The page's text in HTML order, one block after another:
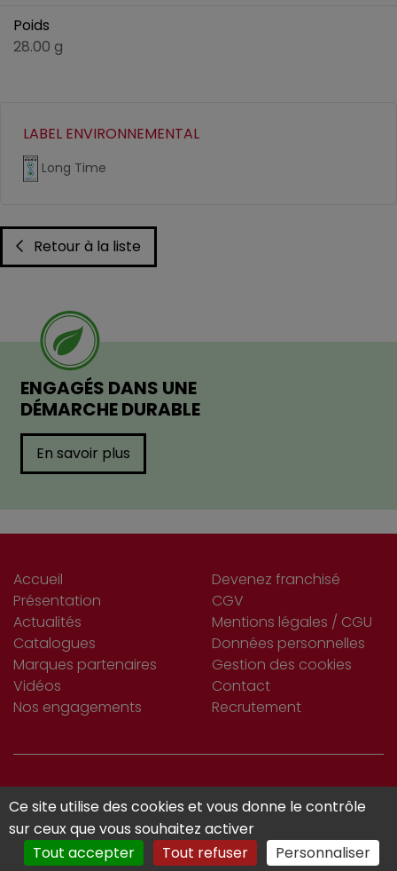
Poids
28.00 g
LABEL ENVIRONNEMENTAL
Long Time
Retour à la liste
ENGAGÉS DANS UNE
DÉMARCHE DURABLE
En savoir plus
Accueil
Présentation
Actualités
Catalogues
Marques partenaires
Vidéos
Nos engagements
Devenez franchisé
CGV
Mentions légales / CGU
Données personnelles
Gestion des cookies
Contact
Recrutement
S’INSCRIRE
À LA NEWSLETTER
Je m'abonne
Ce site utilise des cookies et vous donne le contrôle
sur ceux que vous souhaitez activer
Tout accepter
Tout refuser Personnaliser